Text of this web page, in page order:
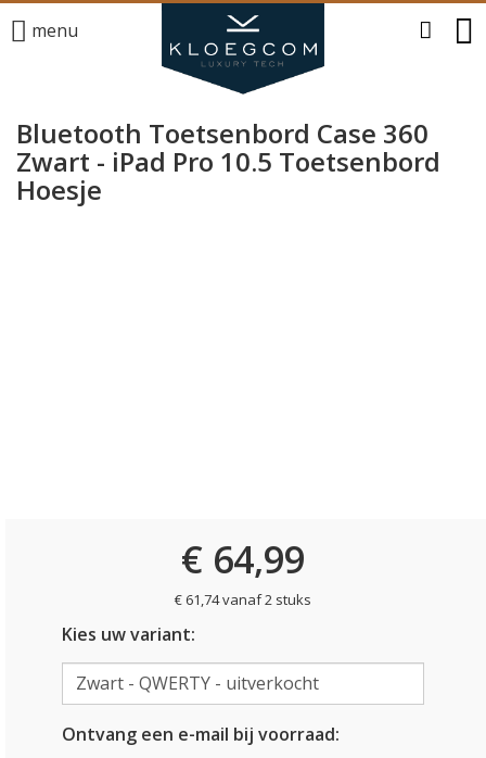
menu
Bluetooth Toetsenbord Case 360
Zwart - iPad Pro 10.5 Toetsenbord
Hoesje
€ 64,99
€ 61,74 vanaf 2 stuks
Kies uw variant:
Ontvang een e-mail bij voorraad: